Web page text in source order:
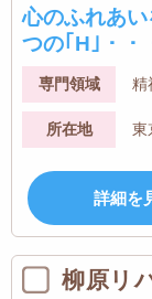
心のふれあ
つの｢H｣・・
専門領域 精
所在地 東
詳細を
柳原リ